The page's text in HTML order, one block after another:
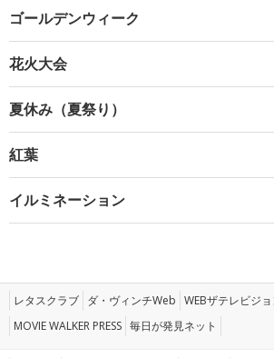
ゴールデンウィーク
花火大会
夏休み（夏祭り）
紅葉
イルミネーション
レタスクラブ ダ・ヴィンチWeb WEBザテレビジ
MOVIE WALKER PRESS 毎日が発見ネット